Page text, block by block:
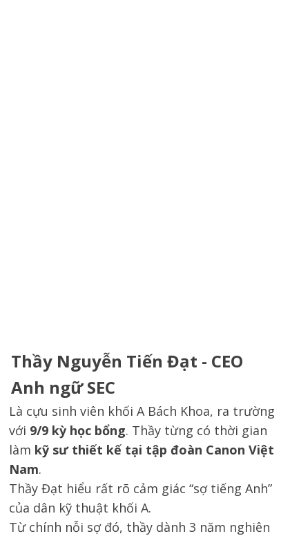
Thầy Nguyễn Tiến Đạt - CEO
Anh ngữ SEC
Là cựu sinh viên khối A Bách Khoa, ra trường
với 9/9 kỳ học bổng. Thầy từng có thời gian
làm kỹ sư thiết kế tại tập đoàn Canon Việt
Nam.
Thầy Đạt hiểu rất rõ cảm giác “sợ tiếng Anh”
của dân kỹ thuật khối A.
Từ chính nỗi sợ đó, thầy dành 3 năm nghiên